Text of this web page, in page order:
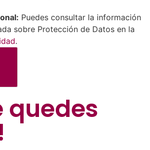
Puedes consultar la información
sobre Protección de Datos en la
.
quedes